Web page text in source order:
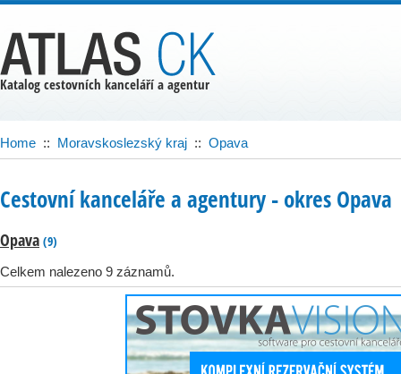
Home :: Moravskoslezský kraj :: Opava
Cestovní kanceláře a agentury ‐ okres Opava
Opava (9)
Celkem nalezeno 9 záznamů.
Katalog cestovních kanceláří a agentur